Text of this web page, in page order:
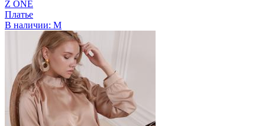
Z ONE
Платье
В наличии: M